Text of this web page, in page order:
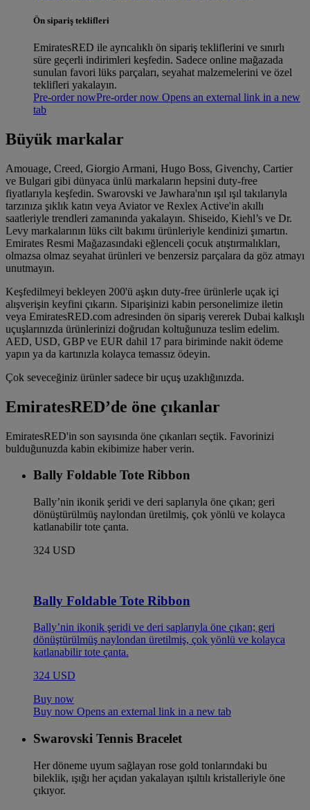
Ön sipariş teklifleri
EmiratesRED ile ayrıcalıklı ön sipariş tekliflerini ve sınırlı
süre geçerli indirimleri keşfedin. Sadece online mağazada
sunulan favori lüks parçaları, seyahat malzemelerini ve özel
teklifleri yakalayın.
Pre-order nowPre-order now Opens an external link in a new
tab
Büyük markalar
Amouage, Creed, Giorgio Armani, Hugo Boss, Givenchy, Cartier
ve Bulgari gibi dünyaca ünlü markaların hepsini duty-free
fiyatlarıyla keşfedin. Swarovski ve Jawhara'nın ışıl ışıl takılarıyla
tarzınıza şıklık katın veya Aviator ve Rexlex Active'in akıllı
saatleriyle trendleri zamanında yakalayın. Shiseido, Kiehl’s ve Dr.
Levy markalarının lüks cilt bakımı ürünleriyle kendinizi şımartın.
Emirates Resmi Mağazasındaki eğlenceli çocuk atıştırmalıkları,
olmazsa olmaz seyahat ürünleri ve benzersiz parçalara da göz atmayı
unutmayın.
Keşfedilmeyi bekleyen 200'ü aşkın duty-free ürünlerle uçak içi
alışverişin keyfini çıkarın. Siparişinizi kabin personelimize iletin
veya EmiratesRED.com adresinden ön sipariş vererek Dubai kalkışlı
uçuşlarınızda ürünlerinizi doğrudan koltuğunuza teslim edelim.
AED, USD, GBP ve EUR dahil 17 para biriminde nakit ödeme
yapın ya da kartınızla kolayca temassız ödeyin.
Çok seveceğiniz ürünler sadece bir uçuş uzaklığınızda.
EmiratesRED’de öne çıkanlar
EmiratesRED'in son sayısında öne çıkanları seçtik. Favorinizi
bulduğunuzda kabin ekibimize haber verin.
Bally Foldable Tote Ribbon
Bally’nin ikonik şeridi ve deri saplarıyla öne çıkan; geri
dönüştürülmüş naylondan üretilmiş, çok yönlü ve kolayca
katlanabilir tote çanta.
324 USD
Bally Foldable Tote Ribbon
Bally’nin ikonik şeridi ve deri saplarıyla öne çıkan; geri
dönüştürülmüş naylondan üretilmiş, çok yönlü ve kolayca
katlanabilir tote çanta.
324 USD
Buy now
Buy now Opens an external link in a new tab
Swarovski Tennis Bracelet
Her döneme uyum sağlayan rose gold tonlarındaki bu
bileklik, ışığı her açıdan yakalayan ışıltılı kristalleriyle öne
çıkıyor.